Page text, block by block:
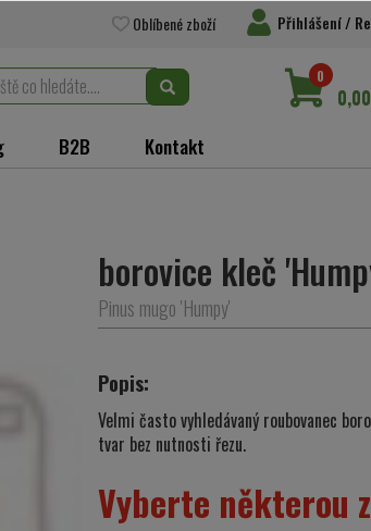
Oblíbené zboží Přihlášení/
0
B2B Kontakt
borovice kleč
Pinus mugo 'Humpy'
Popis:
Velmi často vyhledávaný roubovanec
tvar bez nutnosti řezu.
Vyberte některou